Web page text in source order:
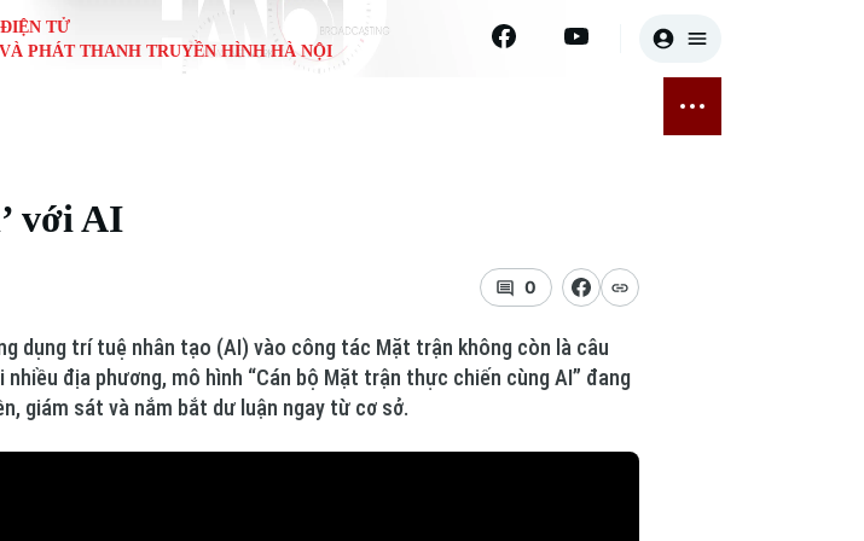
TỬ
PHÁT THANH TRUYỀN HÌNH HÀ NỘI
giá
Tuyển sinh
Điện ảnh
Thời trang
với AI
0
dụng trí tuệ nhân tạo (AI) vào công tác Mặt trận không còn là câu
địa phương, mô hình “Cán bộ Mặt trận thực chiến cùng AI” đang
giám sát và nắm bắt dư luận ngay từ cơ sở.